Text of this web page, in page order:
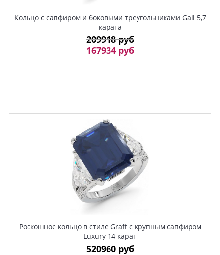
Кольцо с сапфиром и боковыми треугольниками Gail 5,7
карата
209918 руб
167934 руб
Роскошное кольцо в стиле Graff с крупным сапфиром
Luxury 14 карат
520960 руб